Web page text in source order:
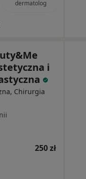
dermatolog
i
Chirurgia
250 zł